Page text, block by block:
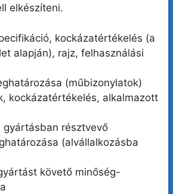
elkészíteni.
kockázatértékelés (a
alapján), rajz, felhasználási
(műbizonylatok)
kockázatértékelés, alkalmazott
gyártásban résztvevő
(alvállalkozásba
követő minőség-